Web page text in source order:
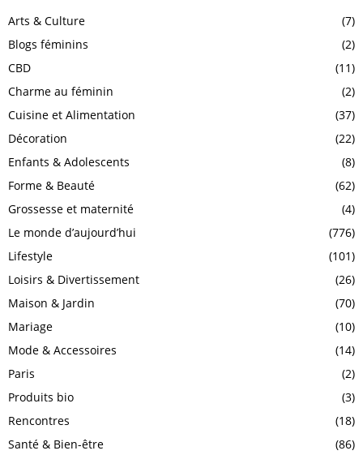
Arts & Culture
(7)
Blogs féminins
(2)
CBD
(11)
Charme au féminin
(2)
Cuisine et Alimentation
(37)
Décoration
(22)
Enfants & Adolescents
(8)
Forme & Beauté
(62)
Grossesse et maternité
(4)
Le monde d’aujourd’hui
(776)
Lifestyle
(101)
Loisirs & Divertissement
(26)
Maison & Jardin
(70)
Mariage
(10)
Mode & Accessoires
(14)
Paris
(2)
Produits bio
(3)
Rencontres
(18)
Santé & Bien-être
(86)